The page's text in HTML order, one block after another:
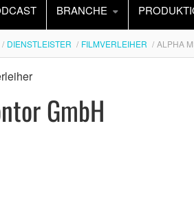
BRANCHE
DIENSTLEISTER FILMVERLEIHER ALPHA
GmbH